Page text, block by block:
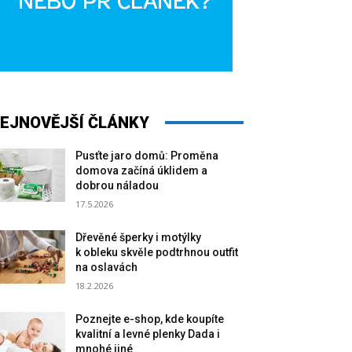
ČLÁNKY
Pusťte jaro domů: Proměna
domova začíná úklidem a
dobrou náladou
17.5.2026
Dřevěné šperky i motýlky
k obleku skvěle podtrhnou outfit
na oslavách
18.2.2026
Poznejte e-shop, kde koupíte
kvalitní a levné plenky Dada i
mnohé jiné